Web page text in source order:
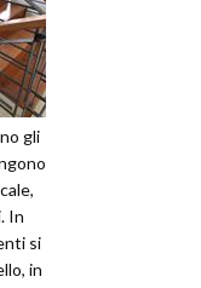
gli
In
si
in